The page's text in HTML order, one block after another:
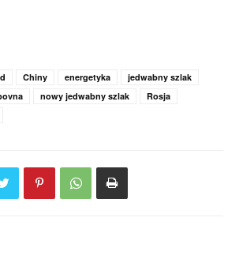
Chiny energetyka
jedwabny szlak
nowy jedwabny szlak
Rosja